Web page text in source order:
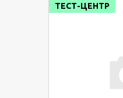
ТЕСТ-ЦЕНТР